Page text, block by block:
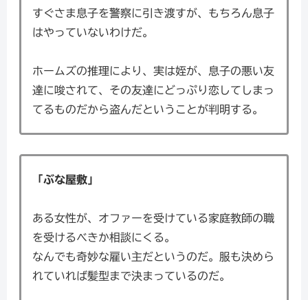
すぐさま息子を警察に引き渡すが、もちろん息子
はやっていないわけだ。
ホームズの推理により、実は姪が、息子の悪い友
達に唆されて、その友達にどっぷり恋してしまっ
てるものだから盗んだということが判明する。
「ぶな屋敷」
ある女性が、オファーを受けている家庭教師の職
を受けるべきか相談にくる。
なんでも奇妙な雇い主だというのだ。服も決めら
れていれば髪型まで決まっているのだ。